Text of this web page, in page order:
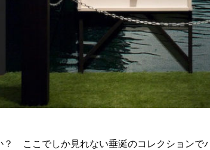
？ ここでしか見れない垂涎のコレクションで